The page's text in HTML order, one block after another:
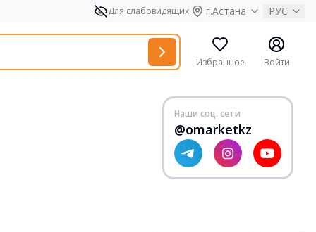
Для слабовидящих г.Астана РУС
Избранное Войти
Наши соц. сети
@omarketkz